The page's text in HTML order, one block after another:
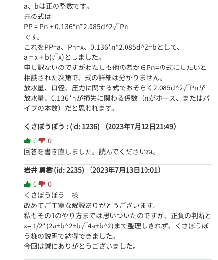
a、bは正の整数です。
元の式は
PP = Pn + 0.136*n*2.085d^2√Pn
です。
これをPP=a、Pn=x、0.136*n*2.085d^2=bとして、
a = x + b(√x)としました。
申し訳ないのですがわたしも他の者からPn=の式にしたいと
相談された次第で、式の詳細は分かりません。
放水量、口径、圧力に関する式でおそらく2.085d^2√Pnが
放水量、0.136*nが損失に関わる係数（nがホース、またはパ
イプの本数）だと思われます。
くさぼうぼう : (id: 1236)
（2023年7月12日21:49）
0
0
回答を書き直しました。読んでくださいね。
岩井 勇樹 (id: 2235)
（2023年7月13日10:01）
0
0
くさぼうぼう　様
改めてご丁寧な解説ありがとうございます。
私もその1のやり方までは思いついたのですが、正負の判断と
x= 1/2*(2a+b^2+b√4a+b^2)まで整理しきれず、くさぼうぼ
う様の説明で納得できました。
今回は誠にありがとうございました。